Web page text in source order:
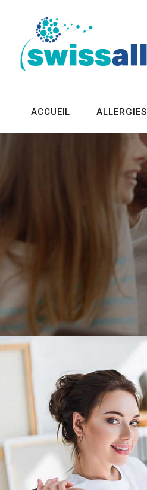
ACCUEIL ALLERGIES